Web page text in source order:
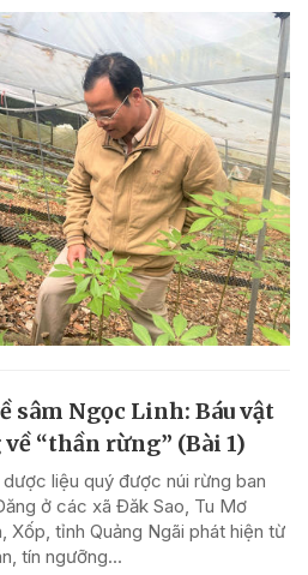
sâm Ngọc Linh: Báu vật
“thần rừng” (Bài 1)
liệu quý được núi rừng ban
ở các xã Đăk Sao, Tu Mơ
Xốp, tỉnh Quảng Ngãi phát hiện từ
tín ngưỡng...